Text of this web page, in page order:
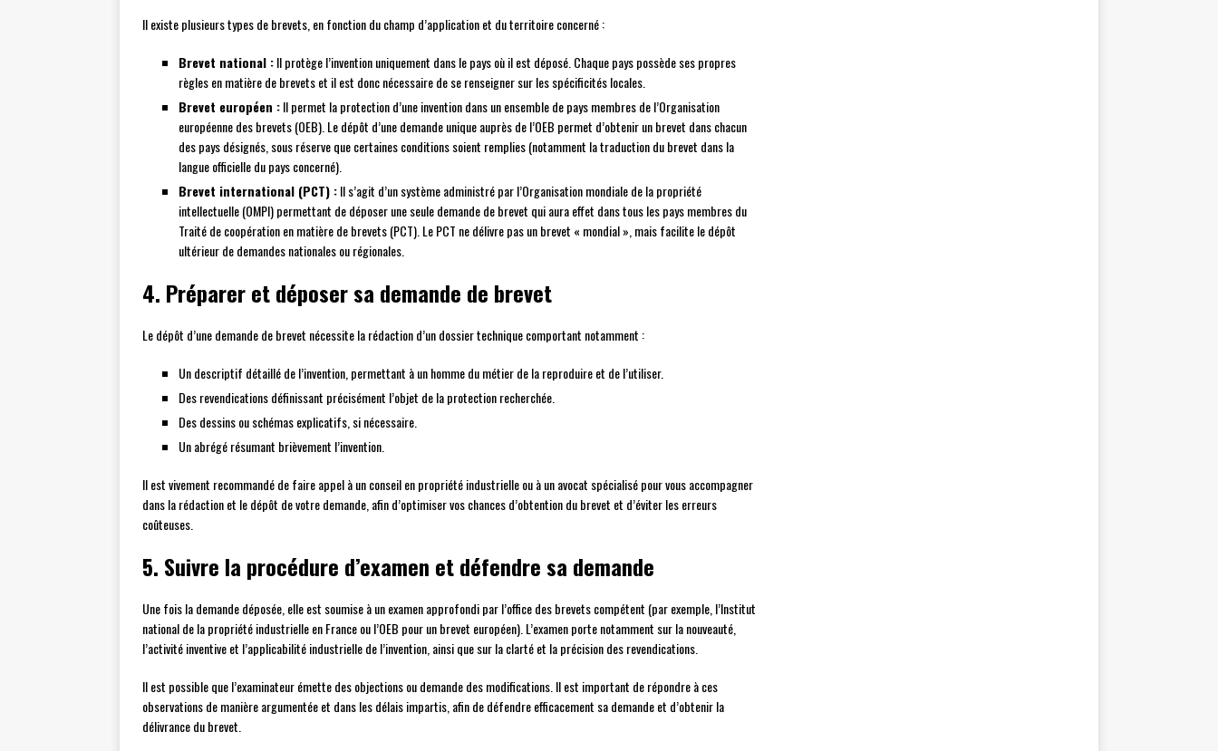
Il existe plusieurs types de brevets, en fonction du champ d’application et du territoire concerné :
Brevet national :Il protège l’invention uniquement dans le pays où il est déposé. Chaque pays possède ses propres
règles en matière de brevets et il est donc nécessaire de se renseigner sur les spécificités locales.
Brevet européen :Il permet la protection d’une invention dans un ensemble de pays membres de l’Organisation
européenne des brevets (OEB). Le dépôt d’une demande unique auprès de l’OEB permet d’obtenir un brevet dans chacun
des pays désignés, sous réserve que certaines conditions soient remplies (notamment la traduction du brevet dans la
langue officielle du pays concerné).
Brevet international (PCT) :Il s’agit d’un système administré par l’Organisation mondiale de la propriété
intellectuelle (OMPI) permettant de déposer une seule demande de brevet qui aura effet dans tous les pays membres du
Traité de coopération en matière de brevets (PCT). Le PCT ne délivre pas un brevet « mondial », mais facilite le dépôt
ultérieur de demandes nationales ou régionales.
4. Préparer et déposer sa demande de brevet
Le dépôt d’une demande de brevet nécessite la rédaction d’un dossier technique comportant notamment :
Un descriptif détaillé de l’invention, permettant à un homme du métier de la reproduire et de l’utiliser.
Des revendications définissant précisément l’objet de la protection recherchée.
Des dessins ou schémas explicatifs, si nécessaire.
Un abrégé résumant brièvement l’invention.
Il est vivement recommandé de faire appel à un conseil en propriété industrielle ou à un avocat spécialisé pour vous accompagner
dans la rédaction et le dépôt de votre demande, afin d’optimiser vos chances d’obtention du brevet et d’éviter les erreurs
coûteuses.
5. Suivre la procédure d’examen et défendre sa demande
Une fois la demande déposée, elle est soumise à un examen approfondi par l’office des brevets compétent (par exemple, l’Institut
national de la propriété industrielle en France ou l’OEB pour un brevet européen). L’examen porte notamment sur la nouveauté,
l’activité inventive et l’applicabilité industrielle de l’invention, ainsi que sur la clarté et la précision des revendications.
Il est possible que l’examinateur émette des objections ou demande des modifications. Il est important de répondre à ces
observations de manière argumentée et dans les délais impartis, afin de défendre efficacement sa demande et d’obtenir la
délivrance du brevet.